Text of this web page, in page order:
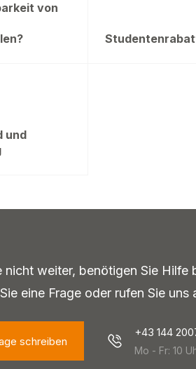
von
und
nicht weiter, benötigen Sie Hilfe
eine Frage oder rufen Sie uns
schreiben
+43 144
Mo - Fr: 10